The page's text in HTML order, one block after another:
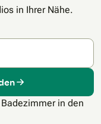
in Ihrer Nähe.
in den